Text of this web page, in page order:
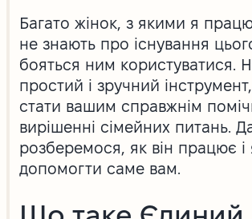
Багато жінок, з якими я
не знають про існування
бояться ним користуватися.
простий і зручний
стати вашим справжнім
вирішенні сімейних питань.
розберемося, як він працює
допомогти саме вам.